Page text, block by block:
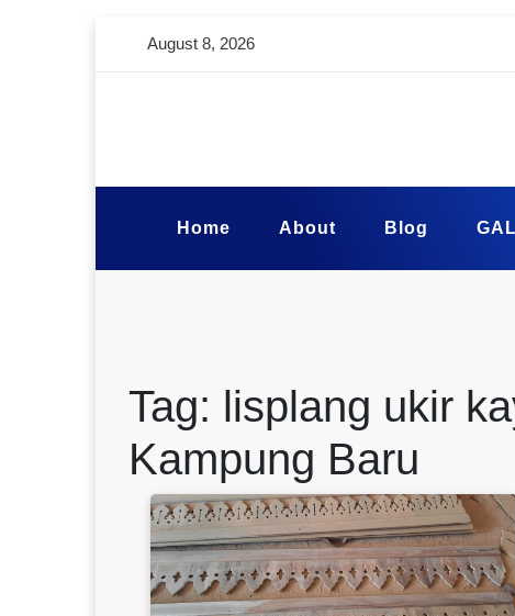
August 8, 2026
Home About Blog
Tag: lisplang ukir
Kampung Baru